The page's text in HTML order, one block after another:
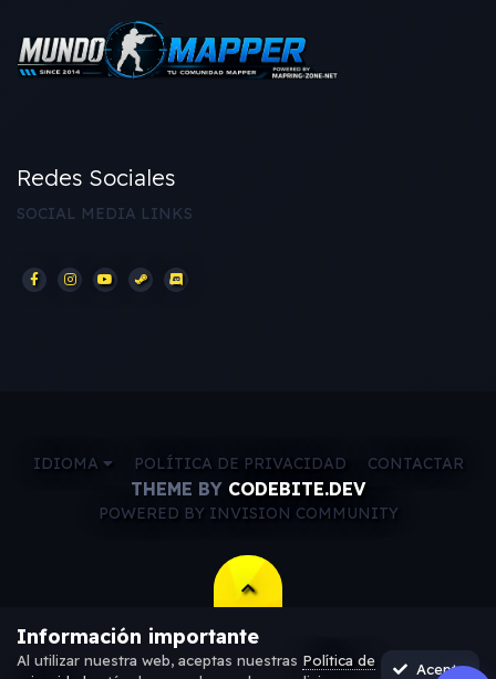
Redes Sociales
SOCIAL MEDIA LINKS
IDIOMA POLÍTICA DE PRIVACIDAD CONTACTAR
THEME BY CODEBITE.DEV
POWERED BY INVISION COMMUNITY
Información importante
Al utilizar nuestra web, aceptas nuestras Política de
Acepto